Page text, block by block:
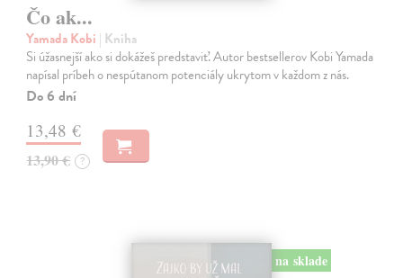
Čo ak...
Yamada Kobi | Kniha
Si úžasnejší ako si dokážeš predstaviť. Autor bestsellerov Kobi Yamada
napísal príbeh o nespútanom potenciály ukrytom v každom z nás.
Do 6 dní
13,48 €
13,90 € ?
na sklade